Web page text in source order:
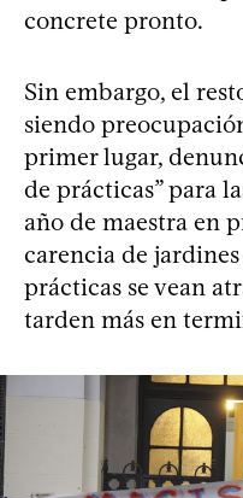
concrete pronto.
Sin embargo, el
siendo
primer lugar,
de prácticas” para
año de maestra en
carencia de
prácticas se vean
tarden más en